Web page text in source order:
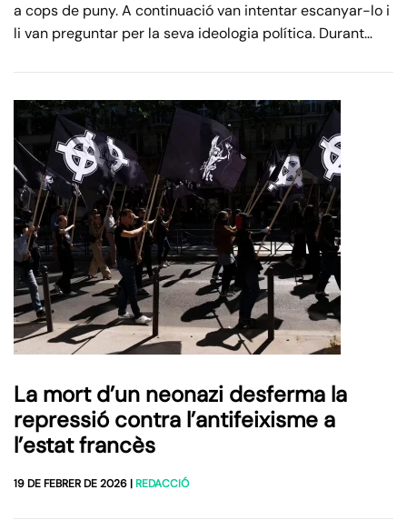
a cops de puny. A continuació van intentar escanyar-lo i
li van preguntar per la seva ideologia política. Durant…
La mort d’un neonazi desferma la
repressió contra l’antifeixisme a
l’estat francès
19 DE FEBRER DE 2026 |REDACCIÓ